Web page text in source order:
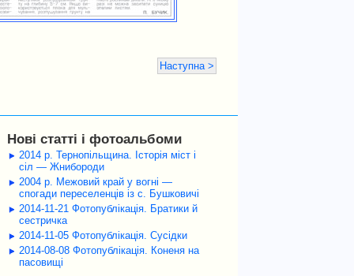
Наступна >
Нові статті і фотоальбоми
2014 р. Тернопільщина. Історія міст і
сіл — Жнибороди
2004 р. Межовий край у вогні —
спогади переселенців із с. Бушковичі
2014-11-21 Фотопублікація. Братики й
сестричка
2014-11-05 Фотопублікація. Сусідки
2014-08-08 Фотопублікація. Коненя на
пасовищі